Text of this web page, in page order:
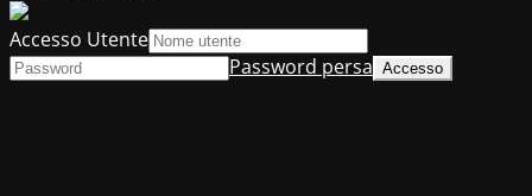
Accesso Utente
Password persa